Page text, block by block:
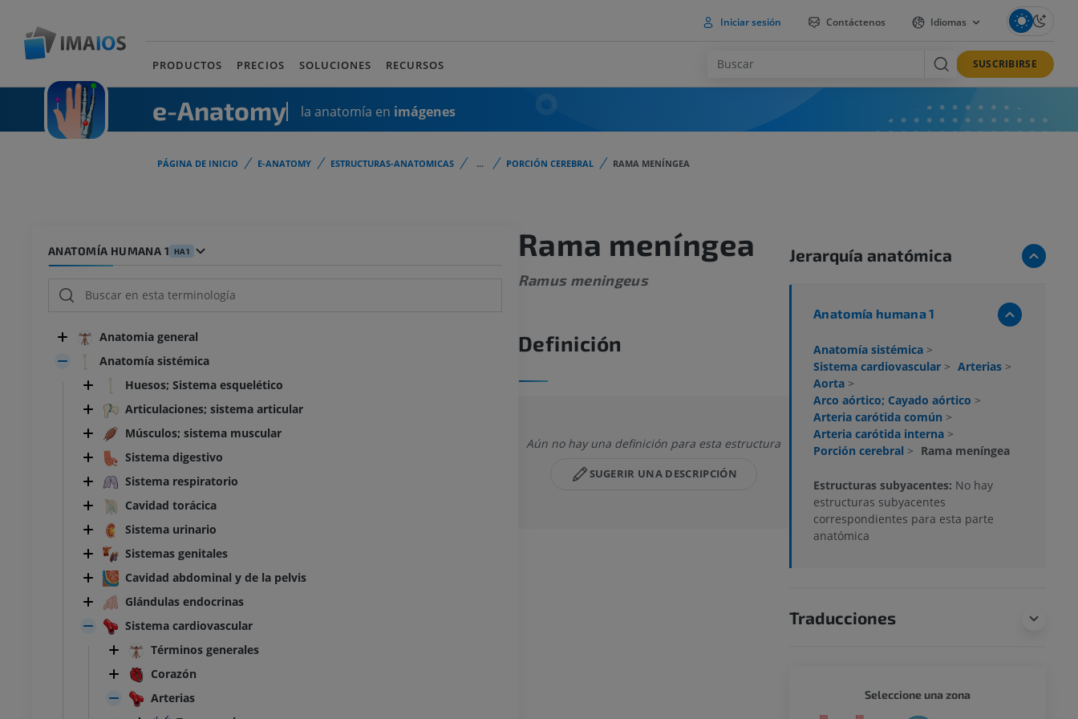
Iniciar sesión Contáctenos Idiomas
PRODUCTOS PRECIOS SOLUCIONES RECURSOS SUSCRIBIRSE
e-Anatomy la anatomía en imágenes
PÁGINA DE INICIO E-ANATOMY ESTRUCTURAS-ANATOMICAS ... PORCIÓN CEREBRAL RAMA MENÍNGEA
ANATOMÍA HUMANA 1 HA1
Anatomia general
Anatomía sistémica
Huesos; Sistema esquelético
Articulaciones; sistema articular
Músculos; sistema muscular
Sistema digestivo
Sistema respiratorio
Cavidad torácica
Sistema urinario
Sistemas genitales
Cavidad abdominal y de la pelvis
Glándulas endocrinas
Sistema cardiovascular
Términos generales
Corazón
Arterias
Rama meníngea
Ramus meningeus
Definición
Aún no hay una definición para esta estructura
SUGERIR UNA DESCRIPCIÓN
Jerarquía anatómica
Anatomía humana 1
Anatomía sistémica >
Sistema cardiovascular > Arterias >
Aorta >
Arco aórtico; Cayado aórtico >
Arteria carótida común >
Arteria carótida interna >
Porción cerebral > Rama meníngea
Estructuras subyacentes: No hay
estructuras subyacentes
correspondientes para esta parte
anatómica
Traducciones
TARSO-PIE Seleccione una zona